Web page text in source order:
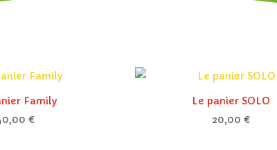
Family
€
Le panier SOLO
20,00 €